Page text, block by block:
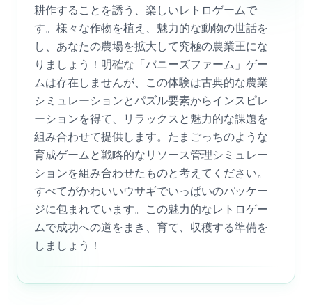
耕作することを誘う、楽しいレトロゲームで
す。様々な作物を植え、魅力的な動物の世話を
し、あなたの農場を拡大して究極の農業王にな
りましょう！明確な「バニーズファーム」ゲー
ムは存在しませんが、この体験は古典的な農業
シミュレーションとパズル要素からインスピレ
ーションを得て、リラックスと魅力的な課題を
組み合わせて提供します。たまごっちのような
育成ゲームと戦略的なリソース管理シミュレー
ションを組み合わせたものと考えてください。
すべてがかわいいウサギでいっぱいのパッケー
ジに包まれています。この魅力的なレトロゲー
ムで成功への道をまき、育て、収穫する準備を
しましょう！